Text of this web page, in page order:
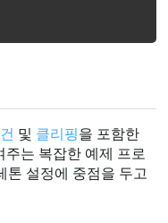
pma.atlas page
및 클리핑을 포함한
는 복잡한 예제 프로
톤 설정에 중점을 두고